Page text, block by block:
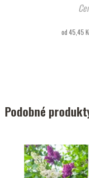
od 45,45
Podobné